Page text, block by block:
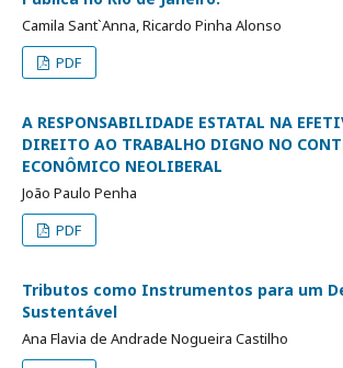
Camila Sant`Anna, Ricardo Pinha Alonso
PDF
A RESPONSABILIDADE ESTATAL NA
DIREITO AO TRABALHO DIGNO NO
ECONÔMICO NEOLIBERAL
João Paulo Penha
PDF
Tributos como Instrumentos para um
Sustentável
Ana Flavia de Andrade Nogueira Castilho